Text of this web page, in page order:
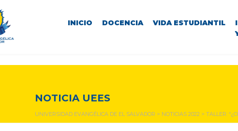
INICIO DOCENCIA VIDA ESTUDIANTIL
NOTICIA UEES
UNIVERSIDAD EVANGÉLICA DE EL SALVADOR > NOTICIAS 2022 > TALLER: